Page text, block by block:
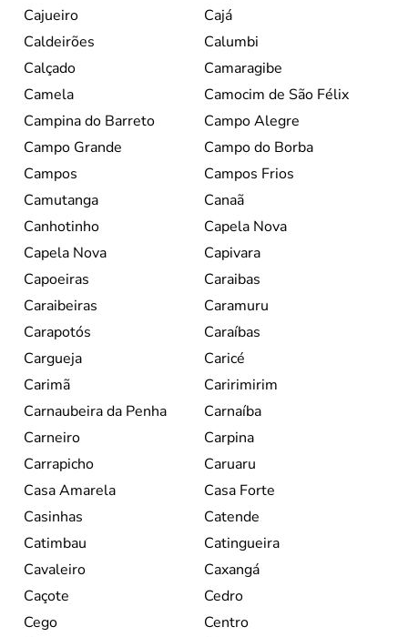
Cajueiro
Cajá
Caldeirões
Calumbi
Calçado
Camaragibe
Camela
Camocim de São Félix
Campina do Barreto
Campo Alegre
Campo Grande
Campo do Borba
Campos
Campos Frios
Camutanga
Canaã
Canhotinho
Capela Nova
Capela Nova
Capivara
Capoeiras
Caraibas
Caraibeiras
Caramuru
Carapotós
Caraíbas
Cargueja
Caricé
Carimã
Caririmirim
Carnaubeira da Penha
Carnaíba
Carneiro
Carpina
Carrapicho
Caruaru
Casa Amarela
Casa Forte
Casinhas
Catende
Catimbau
Catingueira
Cavaleiro
Caxangá
Caçote
Cedro
Cego
Centro